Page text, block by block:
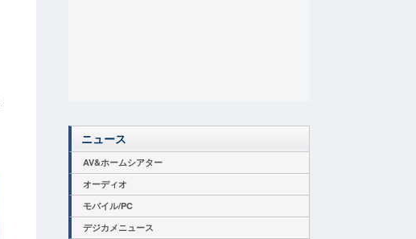
ニュース
AV&ホームシアター
オーディオ
モバイル/PC
デジカメニュース